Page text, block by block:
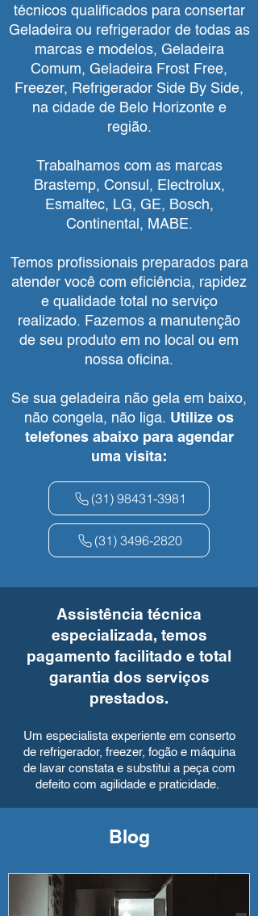
técnicos qualificados para consertar
Geladeira ou refrigerador de todas as
marcas e modelos, Geladeira
Comum, Geladeira Frost Free,
Freezer, Refrigerador Side By Side,
na cidade de Belo Horizonte e
região.
Trabalhamos com as marcas
Brastemp, Consul, Electrolux,
Esmaltec, LG, GE, Bosch,
Continental, MABE.
Temos profissionais preparados para
atender você com eficiência, rapidez
e qualidade total no serviço
realizado. Fazemos a manutenção
de seu produto em no local ou em
nossa oficina.
Se sua geladeira não gela em baixo,
não congela, não liga. Utilize os
telefones abaixo para agendar
uma visita:
(31) 98431-3981
(31) 3496-2820
Assistência técnica
especializada, temos
pagamento facilitado e total
garantia dos serviços
prestados.
Um especialista experiente em conserto
de refrigerador, freezer, fogão e máquina
de lavar constata e substitui a peça com
defeito com agilidade e praticidade.
Blog